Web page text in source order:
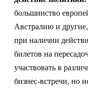
большинство
Австралию и другие,
при наличии
билетов на
участвовать в
бизнес-встречи, но